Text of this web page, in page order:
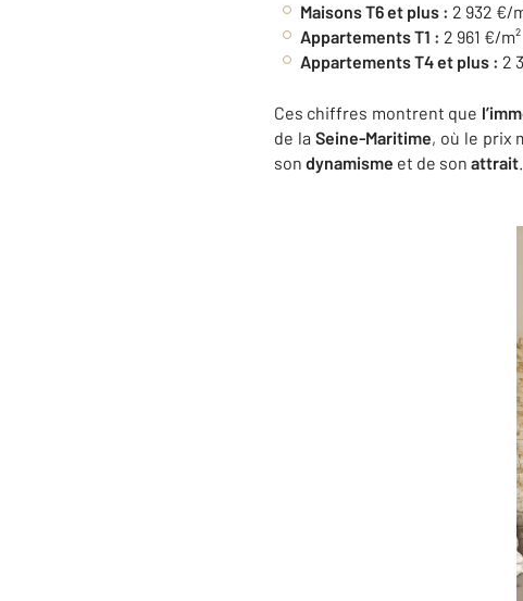
Maisons T6 et plus : 2 932 €/
Appartements T1 : 2 961 €/m²
Appartements T4 et plus : 2
Ces chiffres montrent que
de la Seine-Maritime, où le prix
son dynamisme et de son attrait.